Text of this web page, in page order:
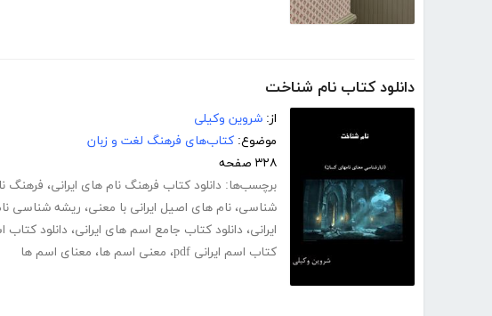
دانلود کتاب نام شناخت
از: شروین وکیلی
موضوع: کتاب‌های فرهنگ لغت و زبان
۳۲۸ صفحه
برچسب‌ها: دانلود کتاب فرهنگ نام های ایرانی، فرهنگ
شناسی، نام های اصیل ایرانی با معنی، ریشه شناسی
ایرانی، دانلود کتاب جامع اسم های ایرانی، دانلود کتاب
کتاب اسم ایرانی pdf
، معنی اسم ها، معنای اسم ها